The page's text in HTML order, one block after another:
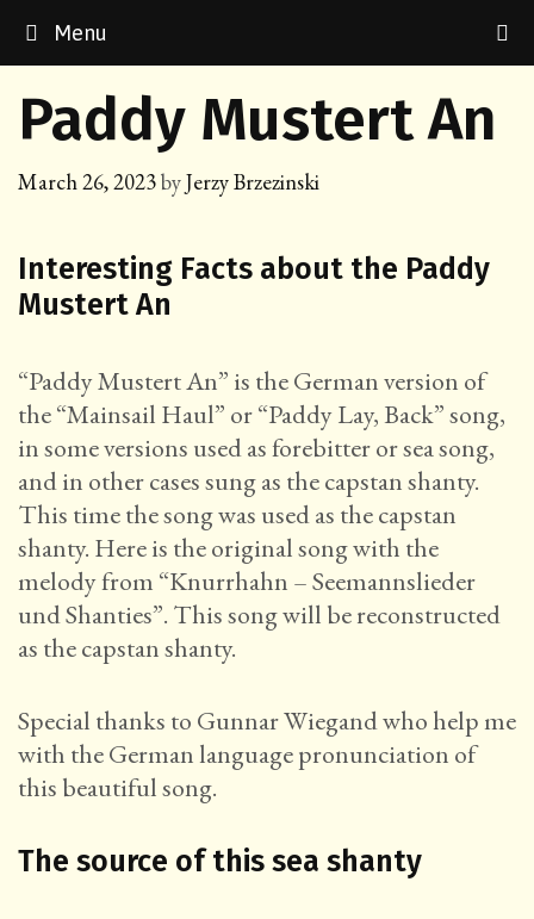
Menu
Paddy Mustert An
March 26, 2023byJerzy Brzezinski
Interesting Facts about the Paddy
Mustert An
“Paddy Mustert An” is the German version of
the “Mainsail Haul” or “Paddy Lay, Back” song,
in some versions used as forebitter or sea song,
and in other cases sung as the capstan shanty.
This time the song was used as the capstan
shanty. Here is the original song with the
melody from “Knurrhahn – Seemannslieder
und Shanties”. This song will be reconstructed
as the capstan shanty.
Special thanks to Gunnar Wiegand who help me
with the German language pronunciation of
this beautiful song.
The source of this sea shanty